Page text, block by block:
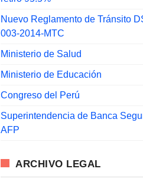
Nuevo Reglamento de Tránsito
003-2014-MTC
Ministerio de Salud
Ministerio de Educación
Congreso del Perú
Superintendencia de Banca
AFP
ARCHIVO LEGAL